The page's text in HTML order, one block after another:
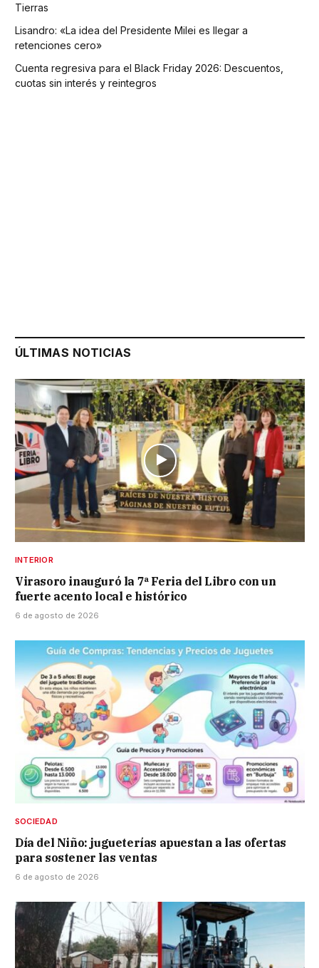
Tierras
Lisandro: «La idea del Presidente Milei es llegar a
retenciones cero»
Cuenta regresiva para el Black Friday 2026: Descuentos,
cuotas sin interés y reintegros
ÚLTIMAS NOTICIAS
INTERIOR
Virasoro inauguró la 7ª Feria del Libro con un
fuerte acento local e histórico
6 de agosto de 2026
SOCIEDAD
Día del Niño: jugueterías apuestan a las ofertas
para sostener las ventas
6 de agosto de 2026